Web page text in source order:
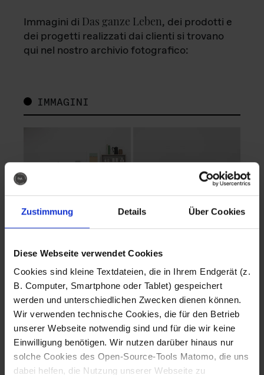
Zustimmung Details Über Cookies
Diese Webseite verwendet Cookies
Cookies sind kleine Textdateien, die in Ihrem Endgerät (z.
B. Computer, Smartphone oder Tablet) gespeichert
werden und unterschiedlichen Zwecken dienen können.
Wir verwenden technische Cookies, die für den Betrieb
unserer Webseite notwendig sind und für die wir keine
Einwilligung benötigen. Wir nutzen darüber hinaus nur
solche Cookies des Open-Source-Tools Matomo, die uns
dabei helfen, die Nutzung unserer Webseite zu
Immagini di Das ganze Leben, dei prodotti e
dei progetti realizzati dai clienti si trovano
qui nel nostro archivio fotografico:
IMMAGINI
Fotografo: Lorenz
Sternbach
Download
Fotografo: Lorenz
Sternbach
Download